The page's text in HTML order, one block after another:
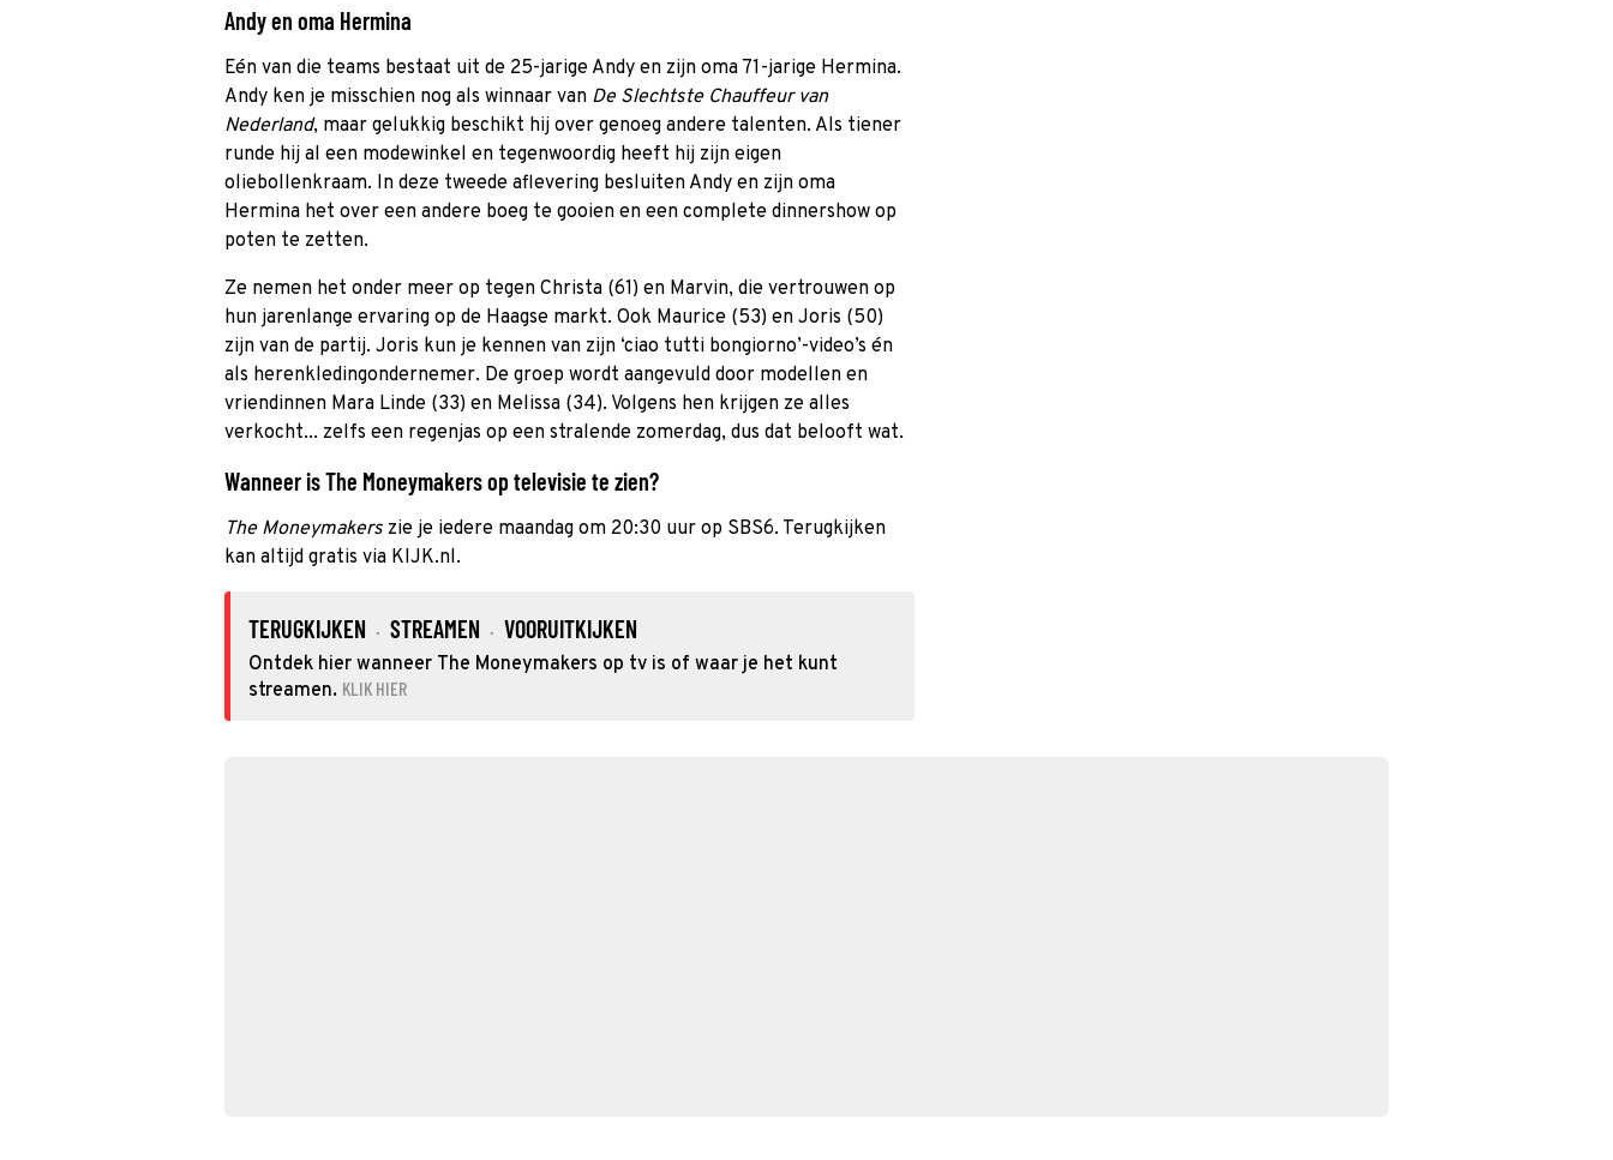
Andy en oma Hermina
Eén van die teams bestaat uit de 25-jarige Andy en zijn oma 71-jarige Hermina.
Andy ken je misschien nog als winnaar van De Slechtste Chauffeur van
Nederland, maar gelukkig beschikt hij over genoeg andere talenten. Als tiener
runde hij al een modewinkel en tegenwoordig heeft hij zijn eigen
oliebollenkraam. In deze tweede aflevering besluiten Andy en zijn oma
Hermina het over een andere boeg te gooien en een complete dinnershow op
poten te zetten.
Ze nemen het onder meer op tegen Christa (61) en Marvin, die vertrouwen op
hun jarenlange ervaring op de Haagse markt. Ook Maurice (53) en Joris (50)
zijn van de partij. Joris kun je kennen van zijn ‘ciao tutti bongiorno’-video’s én
als herenkledingondernemer. De groep wordt aangevuld door modellen en
vriendinnen Mara Linde (33) en Melissa (34). Volgens hen krijgen ze alles
verkocht... zelfs een regenjas op een stralende zomerdag, dus dat belooft wat.
Wanneer is The Moneymakers op televisie te zien?
The Moneymakers zie je iedere maandag om 20:30 uur op SBS6. Terugkijken
kan altijd gratis via KIJK.nl.
TERUGKIJKEN · STREAMEN · VOORUITKIJKEN
Ontdek hier wanneer The Moneymakers op tv is of waar je het kunt
streamen. KLIK HIER